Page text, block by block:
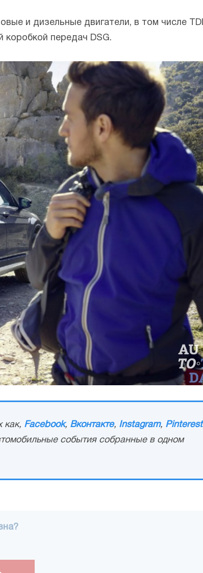
и дизельные двигатели, в том числе TDI
коробкой передач DSG.
как, Facebook, Вконтакте, Instagram, Pinterest
события собранные в одном